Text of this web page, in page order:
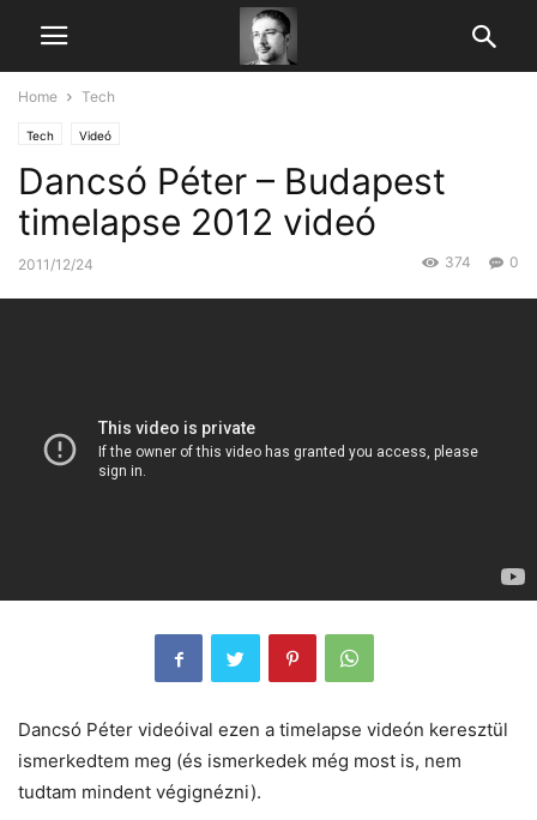
Home Tech
Tech Videó
Dancsó Péter – Budapest
timelapse 2012 videó
2011/12/24 0
374
Dancsó Péter videóival ezen a timelapse videón keresztül
ismerkedtem meg (és ismerkedek még most is, nem
tudtam mindent végignézni).